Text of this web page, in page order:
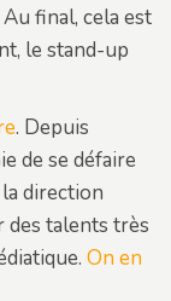
final, cela est
le stand-up
. Depuis
de se défaire
direction
des talents très
On en